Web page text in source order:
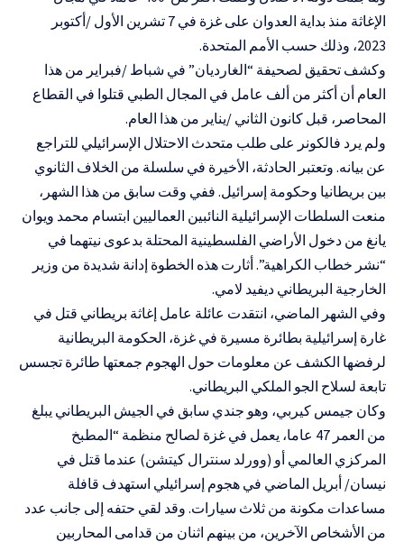
الإغاثة منذ بداية العدوان على غزة في 7 تشرين الأول /أكتوبر
2023، وذلك حسب الأمم المتحدة.
وكشف تحقيق لصحيفة “الغارديان” في شباط /فبراير من هذا
العام أن أكثر من ألف عامل في المجال الطبي قتلوا في القطاع
المحاصر، قبل كانون الثاني /يناير من هذا العام.
ولم يرد فالكونر على طلب متحدث الاحتلال الإسرائيلي للتراجع
عن بيانه. وتعتبر الحادثة، الأخيرة في سلسلة من الخلاف الثانوي
بين بريطانيا وحكومة إسرائيل. ففي وقت سابق من هذا الشهر،
منعت السلطات الإسرائيلية النائبين العماليين ابتسام محمد ويوان
يانغ من دخول الأراضي الفلسطينية المحتلة بدعوى نيتهما في
“نشر خطاب الكراهية”. أثارت هذه الخطوة إدانة شديدة من وزير
الخارجية البريطاني ديفيد لامي.
وفي الشهر الماضي، انتقدت عائلة عامل إغاثة بريطاني قتل في
غارة إسرائيلية بطائرة مسيرة في غزة، الحكومة البريطانية
لرفضها الكشف عن معلومات حول الهجوم جمعتها طائرة تجسس
تابعة لسلاح الجو الملكي البريطاني.
وكان جيمس كيربي، وهو جندي سابق في الجيش البريطاني يبلغ
من العمر 47 عاما، يعمل في غزة لصالح منظمة “المطبخ
المركزي العالمي أو (وورلد سنترال كيتشن) عندما قتل في
نيسان/ أبريل الماضي في هجوم إسرائيلي استهدف قافلة
مساعدات مكونة من ثلاث سيارات. وقد لقي حتفه إلى جانب عدد
من الأشخاص الآخرين، من بينهم اثنان من قدامى المحاربين